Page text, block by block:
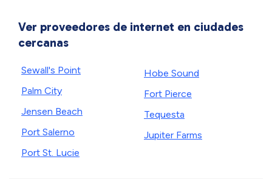
Ver proveedores de internet en ciudades
cercanas
Sewall's Point
Palm City
Jensen Beach
Port Salerno
Port St. Lucie
Hobe Sound
Fort Pierce
Tequesta
Jupiter Farms